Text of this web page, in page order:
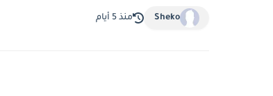
Sheko منذ 5 أيام